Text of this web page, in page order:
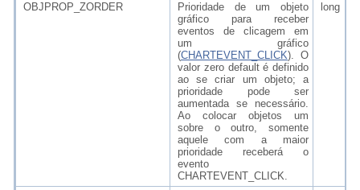
OBJPROP_ZORDER
Prioridade de um objeto
gráfico para receber
eventos de clicagem em
um gráfico
(CHARTEVENT_CLICK). O
valor zero default é definido
ao se criar um objeto; a
prioridade pode ser
aumentada se necessário.
Ao colocar objetos um
sobre o outro, somente
aquele com a maior
prioridade receberá o
evento
CHARTEVENT_CLICK.
long